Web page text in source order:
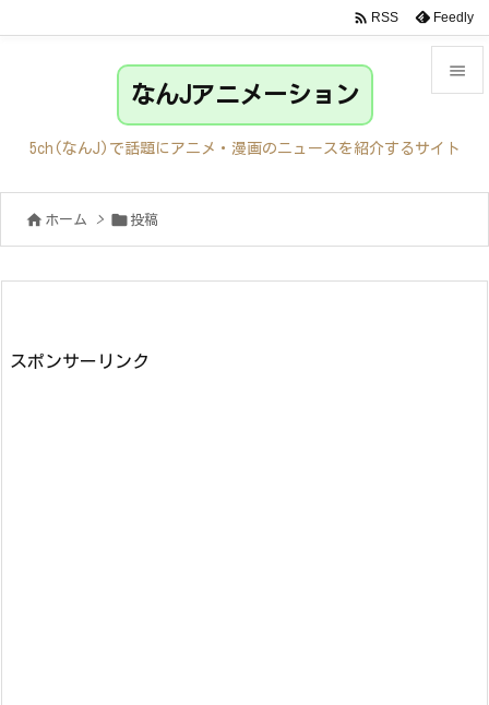

サイド
前へ

 RSS Feedly
なんJアニメーション
5ch(なんJ)で話題にアニメ・漫画のニュースを紹介するサイト
 ホーム >  投稿
スポンサーリンク